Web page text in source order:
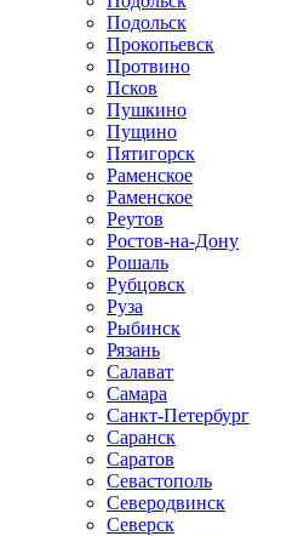
Подольск
Прокопьевск
Протвино
Псков
Пушкино
Пущино
Пятигорск
Раменское
Раменское
Реутов
Ростов-на-Дону
Рошаль
Рубцовск
Руза
Рыбинск
Рязань
Салават
Самара
Санкт-Петербург
Саранск
Саратов
Севастополь
Северодвинск
Северск